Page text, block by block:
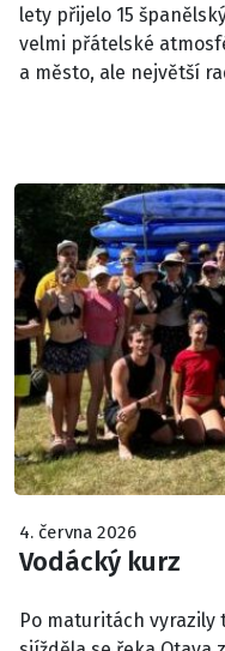
lety přijelo 15
velmi přátelské
a město, ale největší
4. června 2026
Vodácký kurz
Po maturitách vyrazily